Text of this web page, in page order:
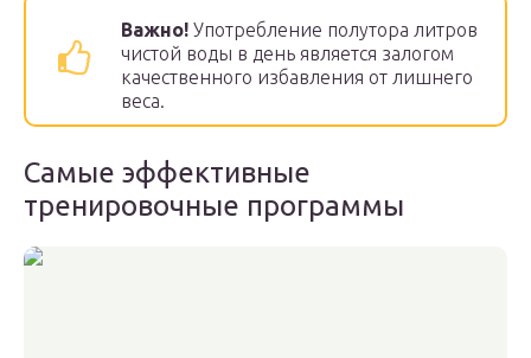
Важно! Употребление полутора литров
чистой воды в день является залогом
качественного избавления от лишнего
веса.
Самые эффективные
тренировочные программы